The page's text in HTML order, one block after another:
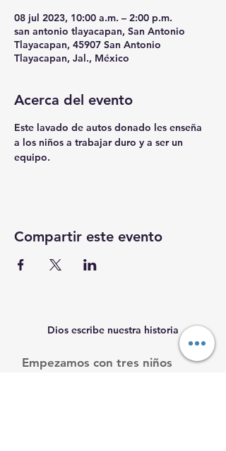
08 jul 2023, 10:00 a.m. – 2:00 p.m.
san antonio tlayacapan, San Antonio
Tlayacapan, 45907 San Antonio
Tlayacapan, Jal., México
Acerca del evento
Este lavado de autos donado les enseña
a los niños a trabajar duro y a ser un
equipo.
Compartir este evento
Dios escribe nuestra historia
Empezamos con tres niños